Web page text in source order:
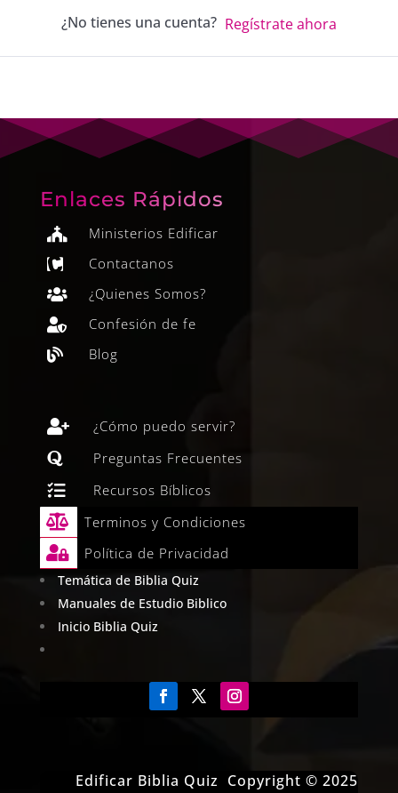
¿No tienes una cuenta? Regístrate ahora
Enlaces Rápidos
 Ministerios Edificar
 Contactanos
 ¿Quienes Somos?
 Confesión de fe
 Blog
 ¿Cómo puedo servir?
 Preguntas Frecuentes
 Recursos Bíblicos
 Terminos y Condiciones
 Política de Privacidad
Temática de Biblia Quiz
Manuales de Estudio Biblico
Inicio Biblia Quiz
Edificar Biblia Quiz Copyright © 2025